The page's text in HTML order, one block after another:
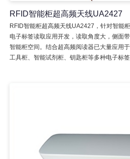
RFID智能柜超高频天线UA2427
RFID智能柜超高频天线UA2427，针对智能
电子标签读取应用开发，读取角度大，侧面
智能柜空间。结合超高频阅读器已大量应用
工具柜、智能试剂柜、钥匙柜等多种电子标签